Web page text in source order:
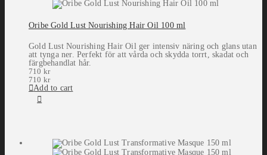
Oribe Gold Lust Nourishing Hair Oil 100 ml
Gold Lust Nourishing Hair Oil ger intensiv näring och glans utan
att tynga ner. Perfekt för att vårda och skydda torrt, skadat och
färgbehandlat hår.
710 kr
710 kr
Add to cart